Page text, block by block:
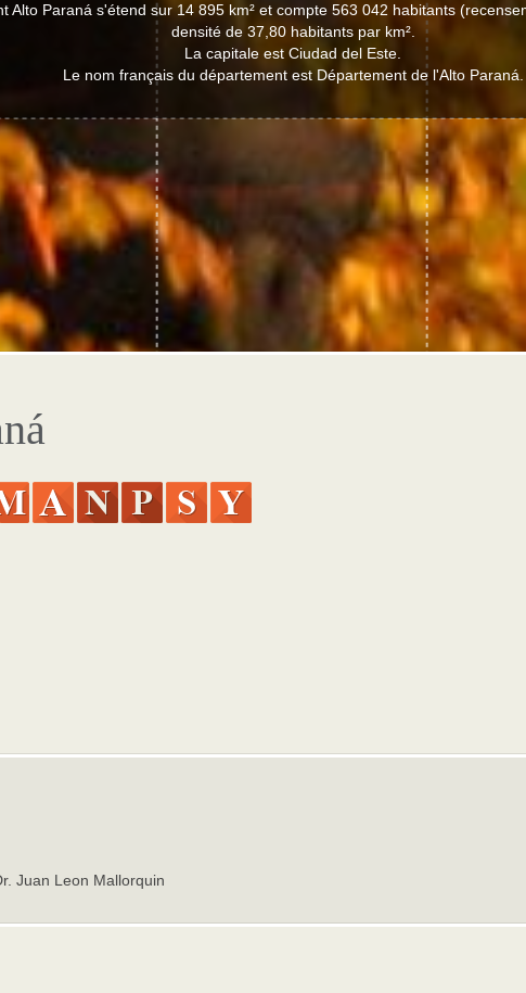
Alto Paraná s'étend sur 14 895 km² et compte 563 042 habitants
densité de 37,80 habitants par km².
La capitale est Ciudad del Este.
Le nom français du département est Département de l'Alto Paraná.
Juan Leon Mallorquin